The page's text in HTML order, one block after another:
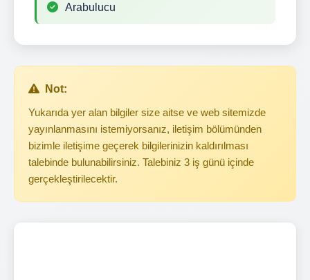
Arabulucu
Not:
Yukarıda yer alan bilgiler size aitse ve web sitemizde
yayınlanmasını istemiyorsanız, iletişim bölümünden
bizimle iletişime geçerek bilgilerinizin kaldırılması
talebinde bulunabilirsiniz. Talebiniz 3 iş günü içinde
gerçekleştirilecektir.